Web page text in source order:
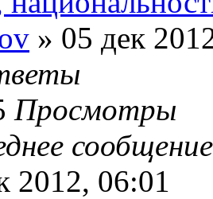
» 05 дек
Просмотры
2012, 06:01